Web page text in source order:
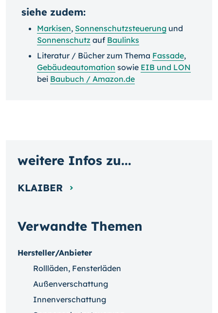
siehe zudem:
Markisen, Sonnenschutzsteuerung und
Sonnenschutz auf Baulinks
Literatur / Bücher zum Thema Fassade,
Gebäudeautomation sowie EIB und LON
bei Baubuch / Amazon.de
Verwandte Themen
Hersteller/Anbieter
Rollläden, Fensterläden
Außenverschattung
Innenverschattung
weitere Infos zu...
KLAIBER